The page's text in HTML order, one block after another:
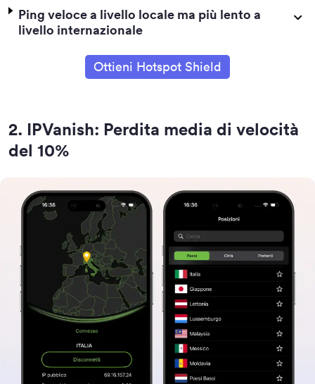
Ping veloce a livello locale ma più lento a
livello internazionale
Ottieni Hotspot Shield
2. IPVanish: Perdita media di velocità
del 10%